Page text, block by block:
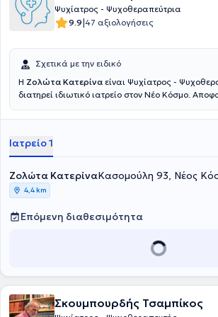
Ψυχίατρος - Ψυχοθεραπεύτρια
9.9|47 αξιολογήσεις
Σχετικά με την ειδικό
Η Ζολώτα Κατερίνα είναι Ψυχίατρος -
διατηρεί ιδιωτικό ιατρείο στον Νέο Κόσμο.
Αθηνών λαμβάνοντας υποτροφία σπουδών.
στην Ψυχιατρική αρχικά στο Κρατικό
Νοσοκομείο - Κέντρο Υγείας Λέρου και, στη
την ειδικότητα στο Ψυχιατρικό Νοσοκομείο
πλαίσιο απόκτησης της ειδικότητας της
στην κλινική οξέων περιστατικών στο 5ο
και στην ψυχιατροδικαστική στη Β΄ Ψυχιατρική
ψυχιατρική στο Κέντρο Ψυχικής Υγείας
401 Γενικό Στρατιωτικό Νοσοκομείο Αθηνών. Ολοκλήρωσε το
τετραετές πρόγραμμα της Εταιρείας Γνωσιακών
Συμπεριφοριστικών Σπουδών (ΕΓΣΣ) και
Ιατρείο 1
Ζολώτα ΚατερίναΚασομούλη 93, Νέος
4,4 km
Επόμενη διαθεσιμότητα
Σκουμπουρδής Τσαμπίκος